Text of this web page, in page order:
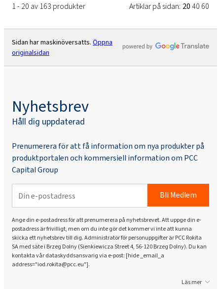
1 - 20 av 163 produkter Artiklar på sidan: 2040 60
Sidan har maskinöversatts. Öppna
originalsidan
Nyhetsbrev
Håll dig uppdaterad
Prenumerera för att få information om nya produkter på
produktportalen och kommersiell information om PCC
Capital Group
Bli Medlem
Ange din e-postadress för att prenumerera på nyhetsbrevet. Att uppge din e-
postadress är frivilligt, men om du inte gör det kommer vi inte att kunna
skicka ett nyhetsbrev till dig. Administratör för personuppgifter är PCC Rokita
SA med säte i Brzeg Dolny (Sienkiewicza Street 4, 56-120 Brzeg Dolny). Du kan
kontakta vår dataskyddsansvarig via e-post: [hide _email_a
address="iod.rokita@pcc.eu"].
Läs mer